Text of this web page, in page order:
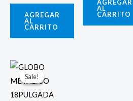
AGREGAR
AL
CARRITO
AGREGAR
AL
CARRITO
Sale!
Sale!
El
precio
original
era: